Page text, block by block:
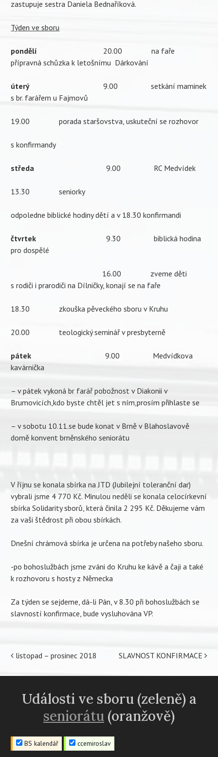
zastupuje sestra Daniela Bednaříková.
Týden ve sboru
pondělí 20.00 na faře
přípravná schůzka k letošnímu Dárkování
úterý9.00 setkání maminek
s br. farářem u Fajmovů
19.00 porada staršovstva, uskuteční se rozhovor
s konfirmandy
středa9.00 RC Medvídek
13.30 seniorky
odpoledne biblické hodiny dětí a v 18.30 konfirmandi
čtvrtek9.30 biblická hodina
pro dospělé
16.00 zveme děti
s rodiči i prarodiči na Dílničky, konají se na faře
18.30 zkouška pěveckého sboru v Kruhu
20.00 teologický seminář v presbyterně
pátek9.00 Medvídkova
kavárnička
– v pátek vykoná br farář pobožnost v Diakonii v
Brumovicích,kdo byste chtěl jet s ním,prosím přihlaste se
– v sobotu 10.11.se bude konat v Brně v Blahoslavově
domě konvent brněnského seniorátu
V říjnu se konala sbírka na JTD (Jubilejní toleranční dar)
vybrali jsme 4 770 Kč. Minulou neděli se konala celocírkevní
sbírka Solidarity sborů, která činila 2 295 Kč. Děkujeme vám
za vaši štědrost při obou sbírkách.
Dnešní chrámová sbírka je určena na potřeby našeho sboru.
-po bohoslužbách jsme zváni do Kruhu ke kávě a čaji a také
k rozhovoru s hosty z Německa
Za týden se sejdeme, dá-li Pán, v 8.30 při bohoslužbách se
slavností konfirmace, bude vysluhována VP.
Post
navigation
listopad – prosinec 2018 SLAVNOST KONFIRMACE
Události ve sboru (zeleně) a
seniorátu (oranžově)
BS kalendář ccemiroslav